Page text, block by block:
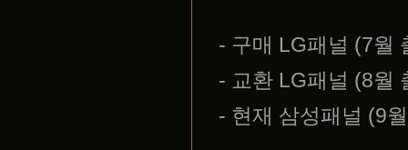
- 구매 LG패널 (7월
- 교환 LG패널 (8월
- 현재 삼성패널 (9